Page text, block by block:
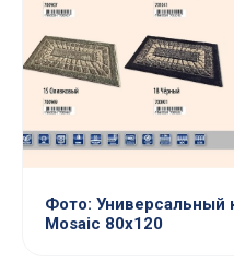
Фото: Универсальный
Mosaic 80х120